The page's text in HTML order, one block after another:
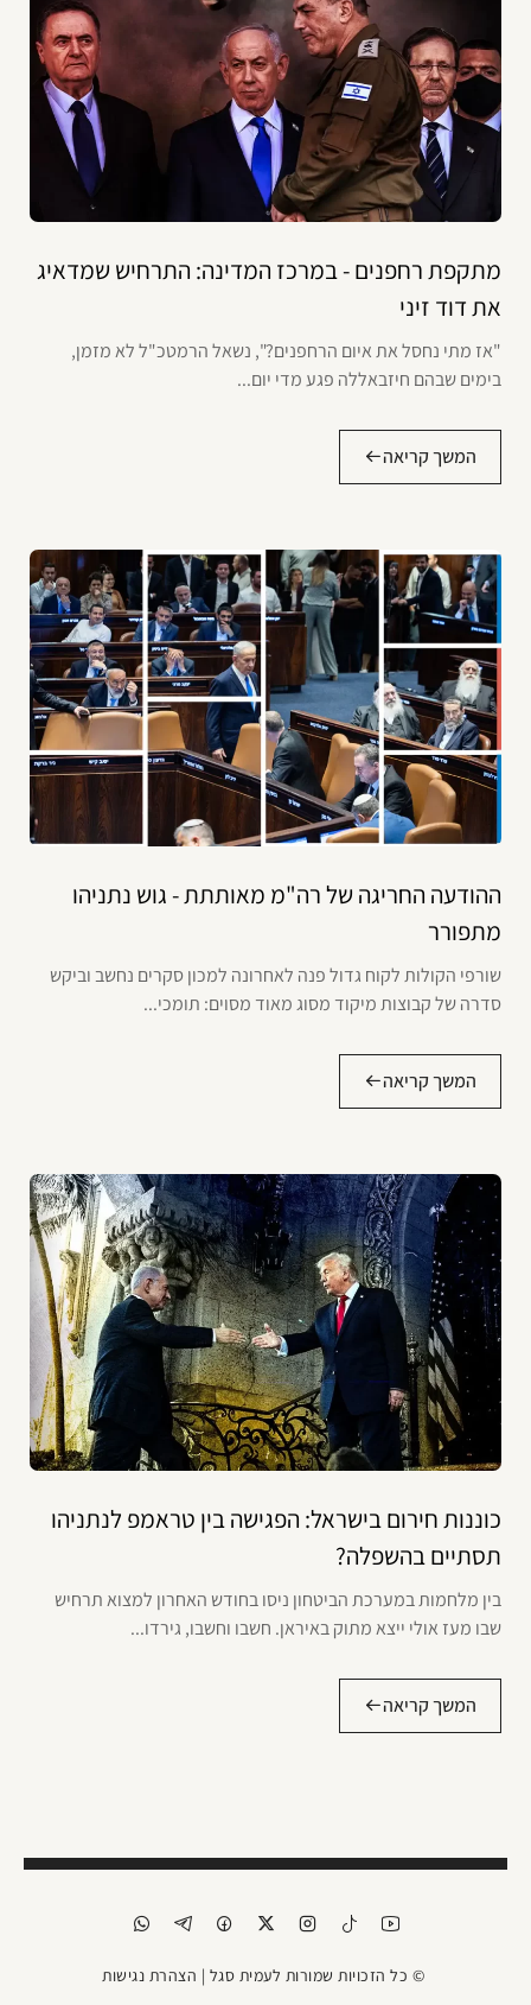
מתקפת רחפנים - במרכז המדינה: התרחיש שמדאיג
את דוד זיני
"אז מתי נחסל את איום הרחפנים?", נשאל הרמטכ"ל לא מזמן,
בימים שבהם חיזבאללה פגע מדי יום...
המשך קריאה
ההודעה החריגה של רה"מ מאותתת - גוש נתניהו
מתפורר
שורפי הקולות לקוח גדול פנה לאחרונה למכון סקרים נחשב וביקש
סדרה של קבוצות מיקוד מסוג מאוד מסוים: תומכי...
המשך קריאה
כוננות חירום בישראל: הפגישה בין טראמפ לנתניהו
תסתיים בהשפלה?
בין מלחמות במערכת הביטחון ניסו בחודש האחרון למצוא תרחיש
שבו מעז אולי ייצא מתוק באיראן. חשבו וחשבו, גירדו...
המשך קריאה
© כל הזכויות שמורות לעמית סגל | הצהרת נגישות